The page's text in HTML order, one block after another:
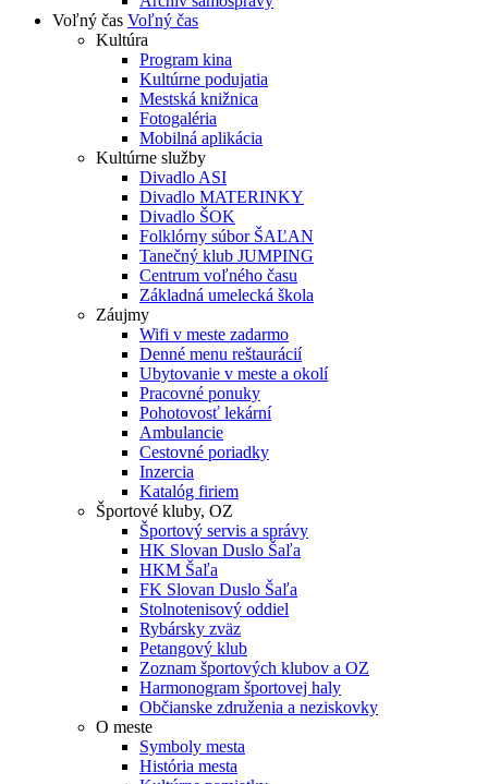
Voľný čas Voľný čas
Kultúra
Program kina
Kultúrne podujatia
Mestská knižnica
Fotogaléria
Mobilná aplikácia
Kultúrne služby
Divadlo ASI
Divadlo MATERINKY
Divadlo ŠOK
Folklórny súbor ŠAĽAN
Tanečný klub JUMPING
Centrum voľného času
Základná umelecká škola
Záujmy
Wifi v meste zadarmo
Denné menu reštaurácií
Ubytovanie v meste a okolí
Pracovné ponuky
Pohotovosť lekární
Ambulancie
Cestovné poriadky
Inzercia
Katalóg firiem
Športové kluby, OZ
Športový servis a správy
HK Slovan Duslo Šaľa
HKM Šaľa
FK Slovan Duslo Šaľa
Stolnotenisový oddiel
Rybársky zväz
Petangový klub
Zoznam športových klubov a OZ
Harmonogram športovej haly
Občianske združenia a neziskovky
O meste
Symboly mesta
História mesta